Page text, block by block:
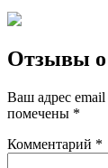
Отзывы о
Ваш адрес email
помечены *
Комментарий *